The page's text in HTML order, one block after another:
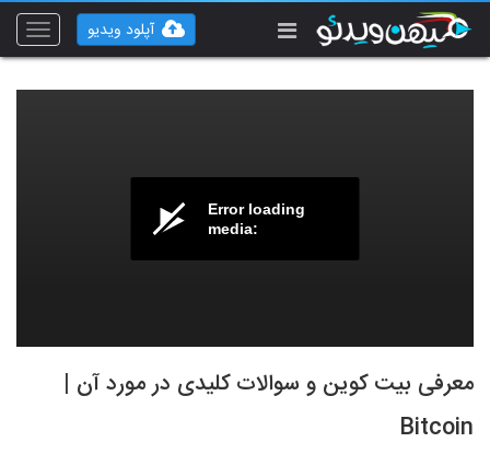
Toggle
آپلود ویدیو
Error loading
media:
معرفی بیت کوین و سوالات کلیدی در مورد آن |
Bitcoin